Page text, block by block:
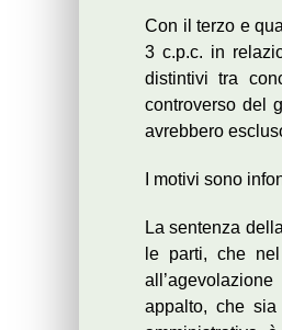
Con il terzo e
3 c.p.c. in
distintivi tra
controverso del
avrebbero
I motivi sono
La sentenza
le parti, che
appalto, che